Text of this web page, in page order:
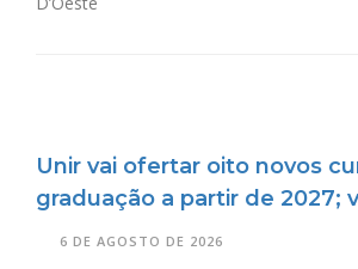
Unir vai ofertar oito novos
graduação a partir de 2027;
6 DE AGOSTO DE 2026